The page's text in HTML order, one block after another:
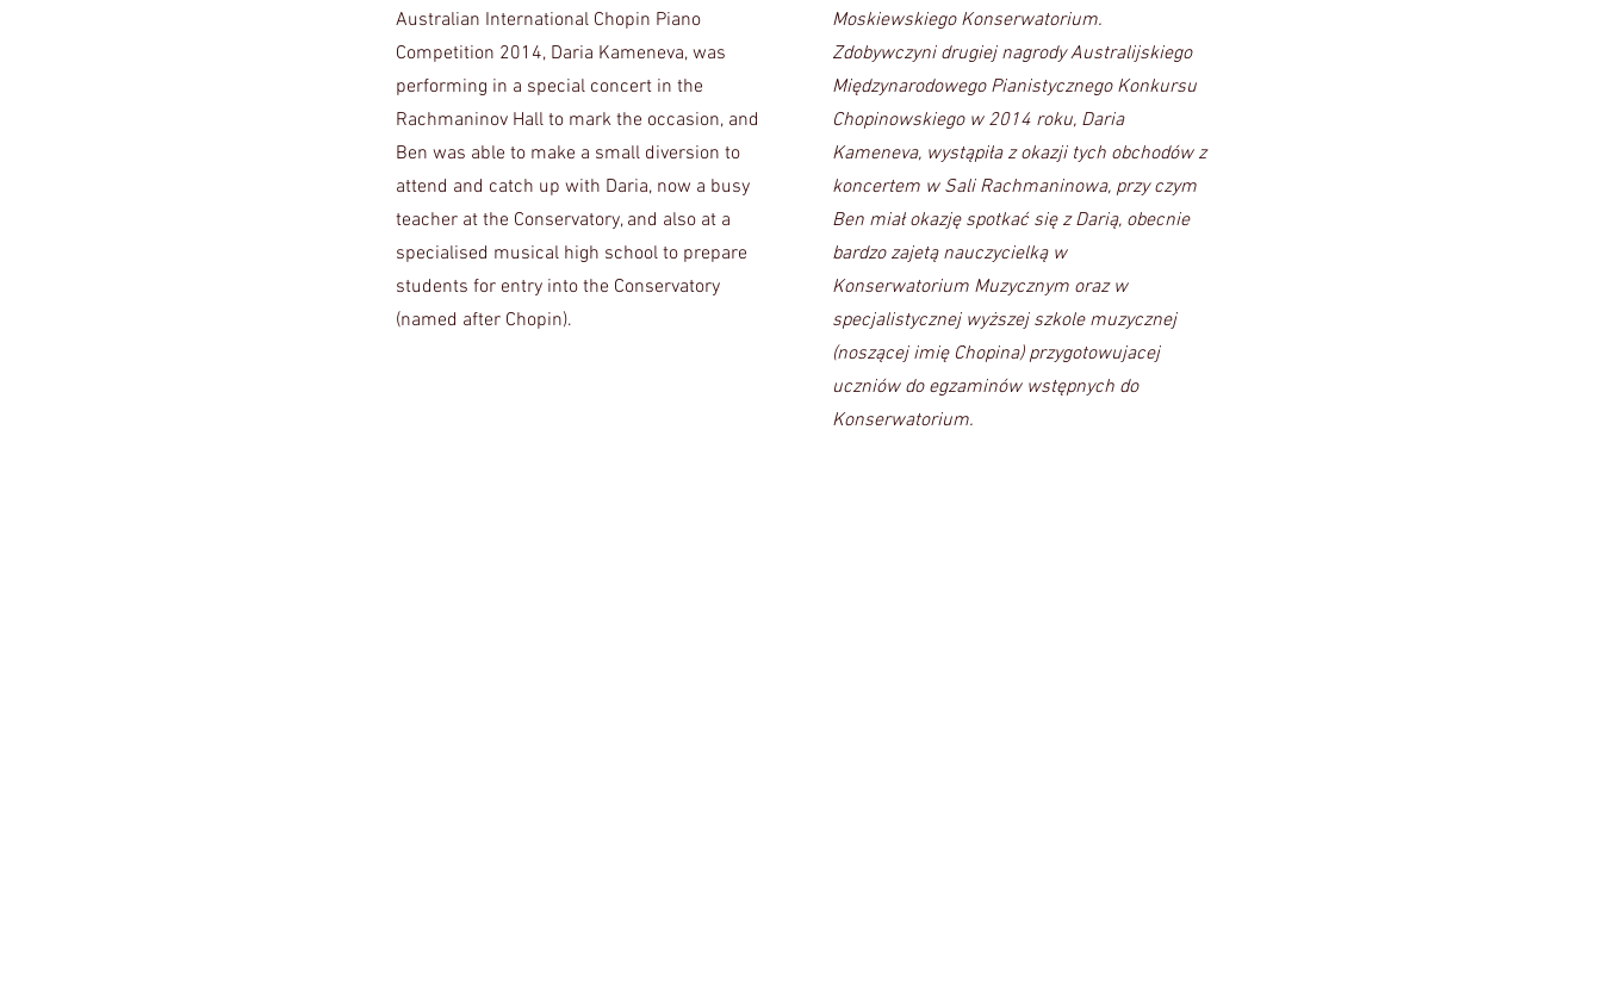
Australian International Chopin Piano
Competition 2014, Daria Kameneva, was
performing in a special concert in the
Rachmaninov Hall to mark the occasion, and
Ben was able to make a small diversion to
attend and catch up with Daria, now a busy
teacher at the Conservatory, and also at a
specialised musical high school to prepare
students for entry into the Conservatory
(named after Chopin).
Moskiewskiego Konserwatorium.
Zdobywczyni drugiej nagrody Australijskiego
Międzynarodowego Pianistycznego Konkursu
Chopinowskiego w 2014 roku, Daria
Kameneva, wystąpiła z okazji tych obchodów z
koncertem w Sali Rachmaninowa, przy czym
Ben miał okazję spotkać się z Darią, obecnie
bardzo zajetą nauczycielką w
Konserwatorium Muzycznym oraz w
specjalistycznej wyższej szkole muzycznej
(noszącej imię Chopina) przygotowujacej
uczniów do egzaminów wstępnych do
Konserwatorium.